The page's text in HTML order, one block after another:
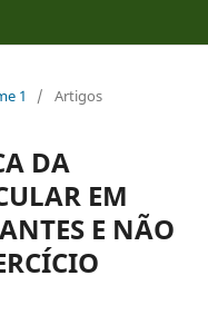
1
/ Artigos
DA
EM
E NÃO